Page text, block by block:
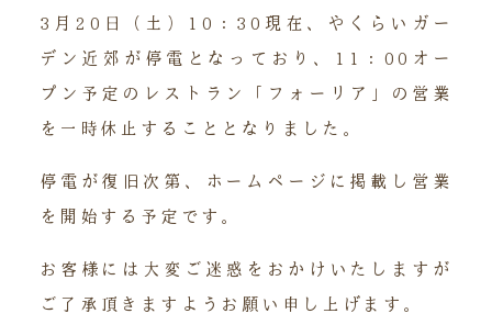
3月20日（土）10：30現在、やくらいガー
デン近郊が停電となっており、11：00オー
プン予定のレストラン「フォーリア」の営業
を一時休止することとなりました。
停電が復旧次第、ホームページに掲載し営業
を開始する予定です。
お客様には大変ご迷惑をおかけいたしますが
ご了承頂きますようお願い申し上げます。